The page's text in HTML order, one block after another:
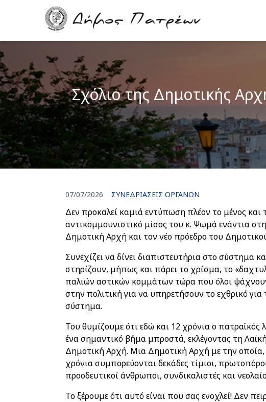
content
Main
navigation
Σχόλιο της Δημοτικής
07/07/2026 ΣΥΝΕΔΡΙΑΣΕΙΣ ΟΡΓΑΝΩΝ
Δεν προκαλεί καμιά εντύπωση πλέον το μένος και
αντικομμουνιστικό μίσος του κ. Ψωμά ενάντια
Δημοτική Αρχή και τον νέο πρόεδρο του
Συνεχίζει να δίνει διαπιστευτήρια στο σύστημα
στηρίζουν, μήπως και πάρει το χρίσμα, το
παλιών αστικών κομμάτων τώρα που όλοι
στην πολιτική για να υπηρετήσουν το εχθρικό για
σύστημα.
Του θυμίζουμε ότι εδώ και 12 χρόνια ο πατραϊκός
ένα σημαντικό βήμα μπροστά, εκλέγοντας τη
Δημοτική Αρχή. Μια Δημοτική Αρχή με την
χρόνια συμπορεύονται δεκάδες τίμιοι,
προοδευτικοί άνθρωποι, συνδικαλιστές και
Το ξέρουμε ότι αυτό είναι που σας ενοχλεί! Δεν